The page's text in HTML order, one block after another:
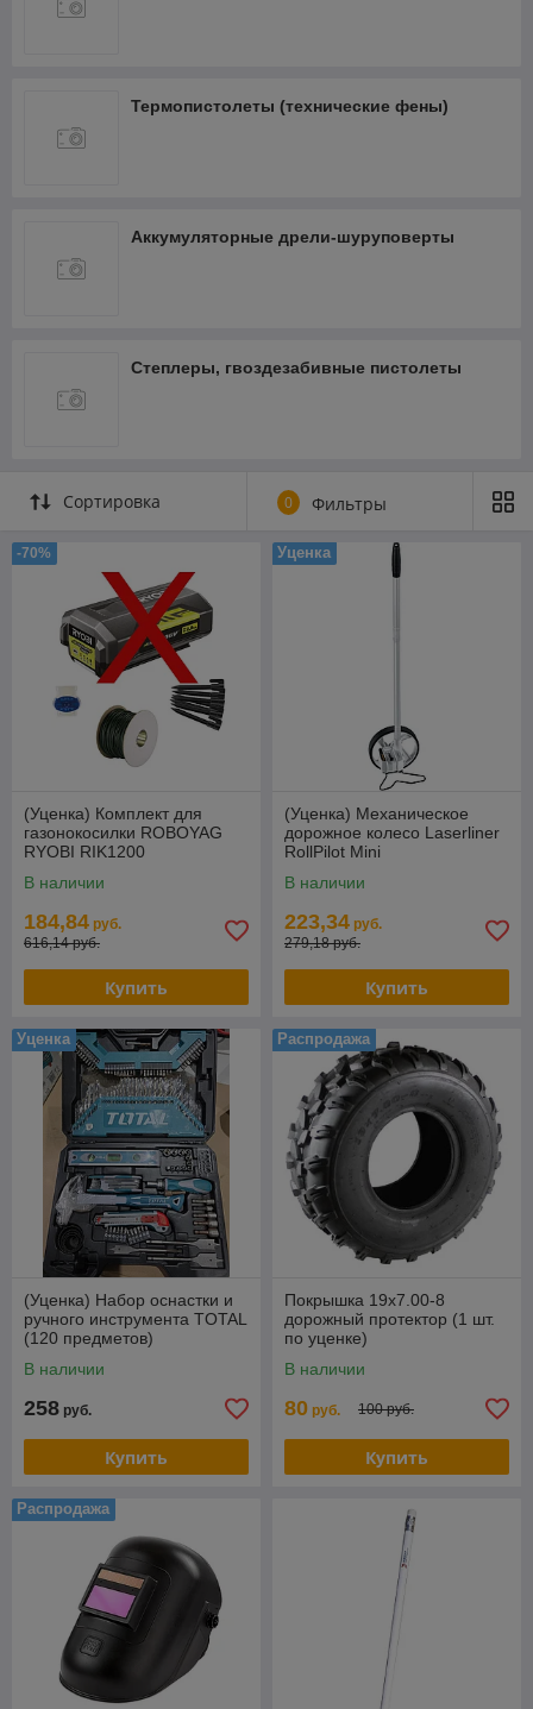
Термопистолеты (технические фены)
Аккумуляторные дрели-шуруповерты
Степлеры, гвоздезабивные пистолеты
Сортировка 0 Фильтры
-70%
(Уценка) Комплект для
газонокосилки ROBOYAG
RYOBI RIK1200
В наличии
184,84 руб.
616,14 руб.
Купить
Уценка
(Уценка) Механическое
дорожное колесо Laserliner
RollPilot Mini
В наличии
223,34 руб.
279,18 руб.
Купить
Уценка
(Уценка) Набор оснастки и
ручного инструмента TOTAL
(120 предметов)
В наличии
258 руб.
Купить
Распродажа
Покрышка 19х7.00-8
дорожный протектор (1 шт.
по уценке)
В наличии
80 руб. 100 руб.
Купить
Распродажа